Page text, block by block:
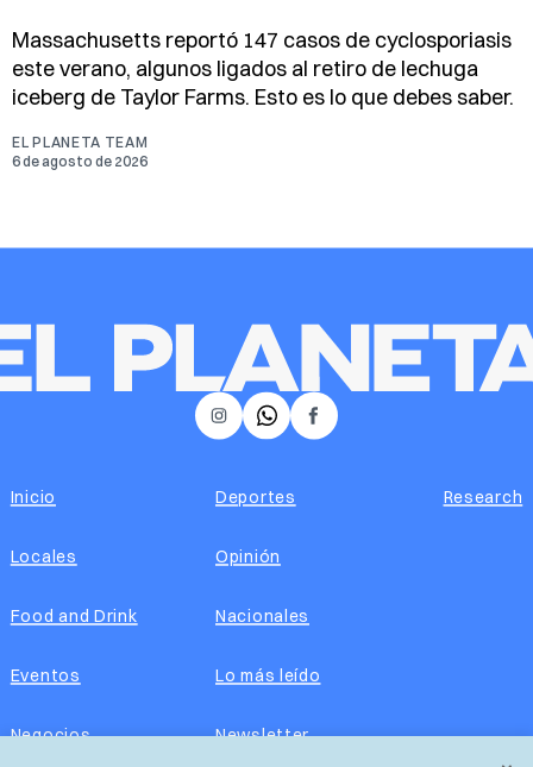
Massachusetts reportó 147 casos de cyclosporiasis
este verano, algunos ligados al retiro de lechuga
iceberg de Taylor Farms. Esto es lo que debes saber.
EL PLANETA TEAM
6 de agosto de 2026
𝕏 Facebook
Instagram
Inicio
Locales
Food and Drink
Eventos
Negocios
Deportes
Opinión
Nacionales
Lo más leído
Newsletter
Research